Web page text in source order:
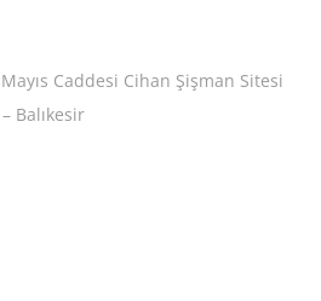
Caddesi Cihan Şişman Sitesi
Balıkesir